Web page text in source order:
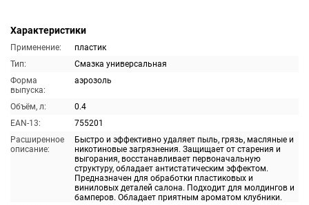
Характеристики
Применение:
пластик
Тип:
Смазка универсальная
Форма
выпуска:
аэрозоль
Объём, л:
0.4
EAN-13:
755201
Расширенное
описание:
Быстро и эффективно удаляет пыль, грязь, масляные и
никотиновые загрязнения. Защищает от старения и
выгорания, восстанавливает первоначальную
структуру, обладает антистатическим эффектом.
Предназначен для обработки пластиковых и
виниловых деталей салона. Подходит для молдингов и
бамперов. Обладает приятным ароматом клубники.